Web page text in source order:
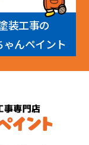
装工事の
んペイント